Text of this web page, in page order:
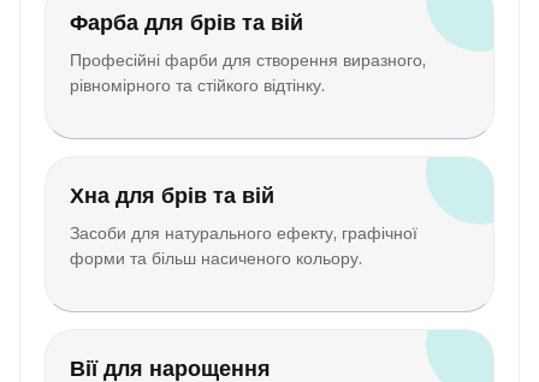
Фарба для брів та вій
Професійні фарби для створення виразного,
рівномірного та стійкого відтінку.
Хна для брів та вій
Засоби для натурального ефекту, графічної
форми та більш насиченого кольору.
Вії для нарощення